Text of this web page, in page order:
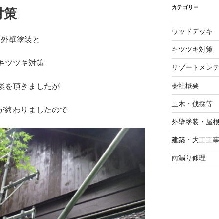
壁塗装と
ツツキ対策
を頂きましたが
終わりましたので
カテゴリー
ウッドデッキ
キツツキ対策
リゾートメン
会社概要
土木・伐採等
外壁塗装・屋
建築・大工工事
雨漏り修理